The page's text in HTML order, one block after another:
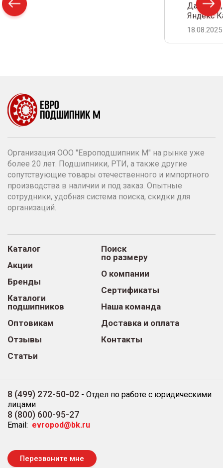
Дамир
Яндекс
18.08.2025
Организация ООО "Европодшипник М" на рынке уже
более 20 лет. Подшипники, РТИ, а также другие
сопутствующие товары отечественного и импортного
производства в наличии и под заказ. Опытные
сотрудники, удобная система поиска, скидки для
организаций.
Каталог
Акции
Бренды
Каталоги
подшипников
Оптовикам
Отзывы
Статьи
Поиск
по размеру
О компании
Сертификаты
Наша команда
Доставка и оплата
Контакты
8 (499) 272-50-02 - Отдел по работе с юридическими
лицами
8 (800) 600-95-27
Email: evropod@bk.ru
Перезвоните мне